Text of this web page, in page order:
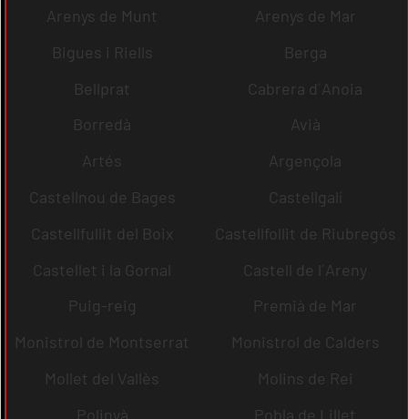
Arenys de Munt
Arenys de Mar
Bigues i Riells
Berga
Bellprat
Cabrera d´Anoia
Borredà
Avià
Artés
Argençola
Castellnou de Bages
Castellgalí
Castellfullit del Boix
Castellfollit de Riubregós
Castellet i la Gornal
Castell de l´Areny
Puig-reig
Premià de Mar
Monistrol de Montserrat
Monistrol de Calders
Mollet del Vallès
Molins de Rei
Polinyà
Pobla de Lillet